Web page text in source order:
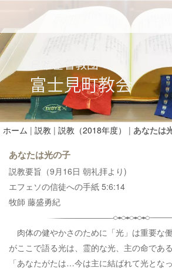
ホーム | 説教 | 説教（2018年度） | あなたは
あなたは光の子
説教要旨（9月16日 朝礼拝より)
エフェソの信徒への手紙 5:6:14
牧師 藤盛勇紀
肉体の健やかさのために「光」は重要な
がここで語る光は、霊的な光、主の命であ
「あなたがたは…今は主に結ばれて光とな